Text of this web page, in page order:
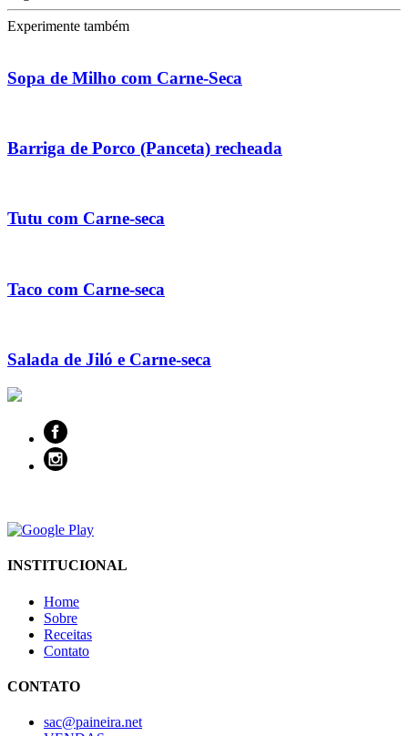
Experimente também
Sopa de Milho com Carne-Seca
Barriga de Porco (Panceta) recheada
Tutu com Carne-seca
Taco com Carne-seca
Salada de Jiló e Carne-seca
INSTITUCIONAL
Home
Sobre
Receitas
Contato
CONTATO
sac@paineira.net